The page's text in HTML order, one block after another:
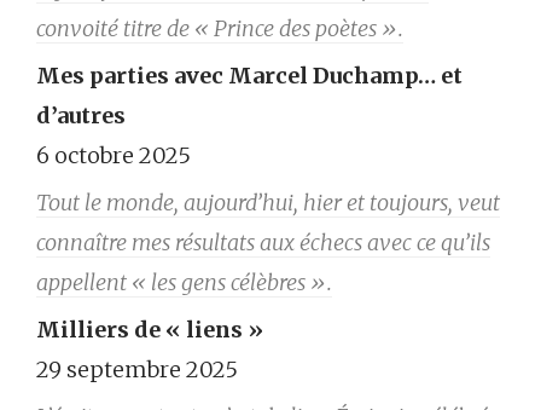
convoité titre de « Prince des poètes ».
Mes parties avec Marcel Duchamp… et
d’autres
6 octobre 2025
Tout le monde, aujourd’hui, hier et toujours, veut
connaître mes résultats aux échecs avec ce qu’ils
appellent « les gens célèbres ».
Milliers de « liens »
29 septembre 2025